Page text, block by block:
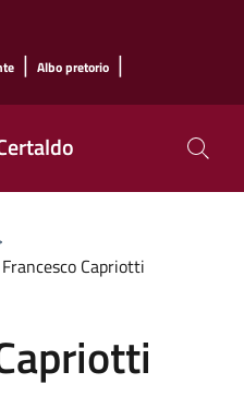
| Albo pretorio |
Francesco Capriotti